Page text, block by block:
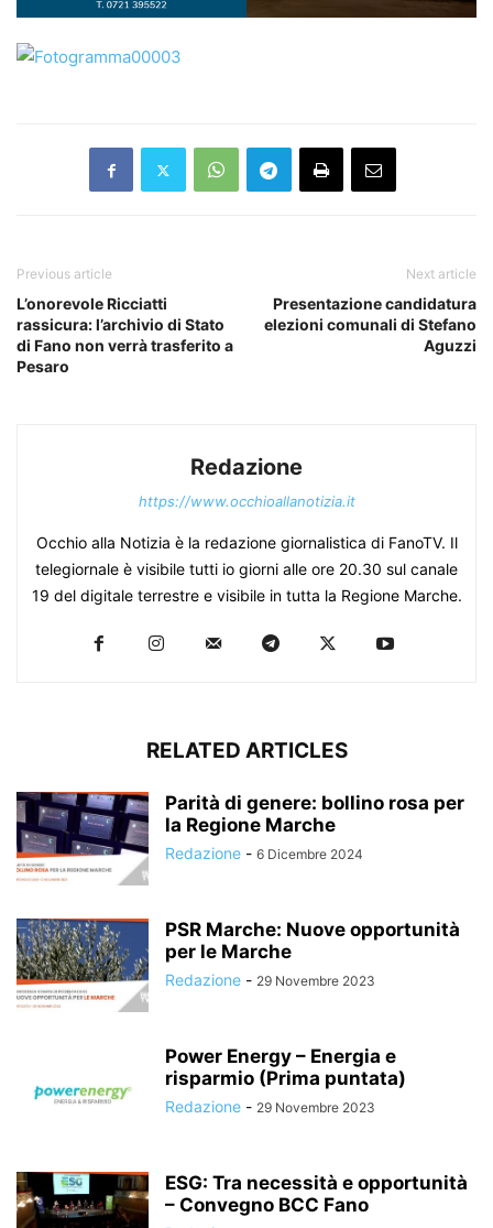
Previous article
L’onorevole Ricciatti
rassicura: l’archivio di Stato
di Fano non verrà trasferito a
Pesaro
Next article
Presentazione candidatura
elezioni comunali di Stefano
Aguzzi
Redazione
https://www.occhioallanotizia.it
Occhio alla Notizia è la redazione giornalistica di FanoTV. Il
telegiornale è visibile tutti io giorni alle ore 20.30 sul canale
19 del digitale terrestre e visibile in tutta la Regione Marche.
RELATED ARTICLES
Parità di genere: bollino rosa per
la Regione Marche
Redazione - 6 Dicembre 2024
PSR Marche: Nuove opportunità
per le Marche
Redazione - 29 Novembre 2023
Power Energy – Energia e
risparmio (Prima puntata)
Redazione - 29 Novembre 2023
ESG: Tra necessità e opportunità
– Convegno BCC Fano